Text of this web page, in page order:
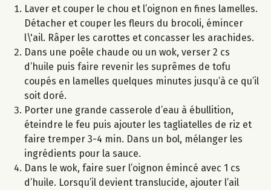
Laver et couper le chou et l’oignon en fines lamelles.
Détacher et couper les fleurs du brocoli, émincer
l\'ail. Râper les carottes et concasser les arachides.
Dans une poêle chaude ou un wok, verser 2 cs
d’huile puis faire revenir les suprêmes de tofu
coupés en lamelles quelques minutes jusqu’à ce qu’il
soit doré.
Porter une grande casserole d’eau à ébullition,
éteindre le feu puis ajouter les tagliatelles de riz et
faire tremper 3-4 min. Dans un bol, mélanger les
ingrédients pour la sauce.
Dans le wok, faire suer l’oignon émincé avec 1 cs
d’huile. Lorsqu’il devient translucide, ajouter l’ail